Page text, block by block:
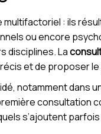
: ils
ou encore
disciplines. La
et de proposer
notamment dans
consultation
s’ajoutent